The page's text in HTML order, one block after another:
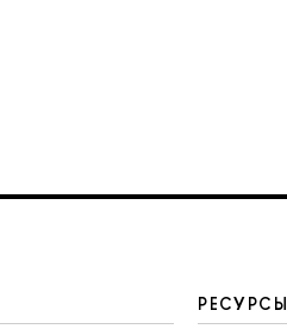
РЕСУРСЫ